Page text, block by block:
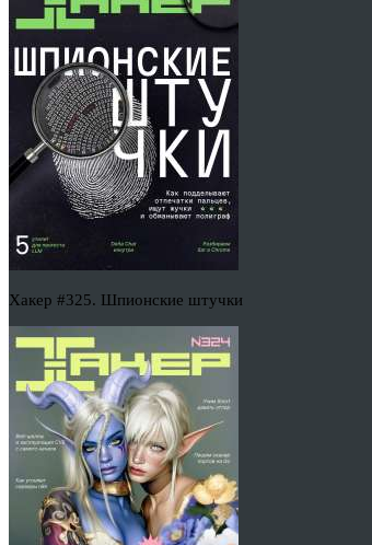
Хакер #325. Шпионские штучки